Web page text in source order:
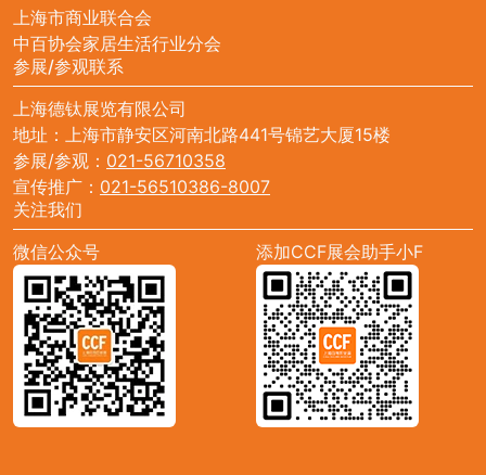
上海市商业联合会
中百协会家居生活行业分会
参展/参观联系
上海德钛展览有限公司
地址：上海市静安区河南北路441号锦艺大厦15楼
参展/参观： 021-56710358
宣传推广： 021-56510386-8007
关注我们
微信公众号
添加CCF展会助手小F